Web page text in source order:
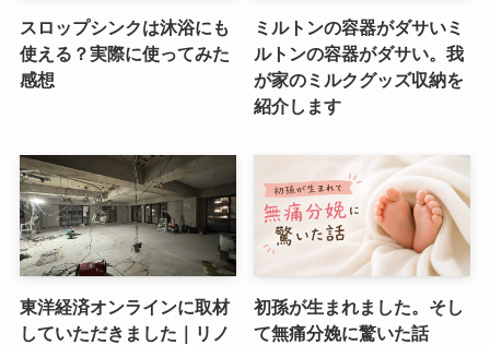
スロップシンクは沐浴にも
使える？実際に使ってみた
感想
ミルトンの容器がダサいミ
ルトンの容器がダサい。我
が家のミルクグッズ収納を
紹介します
東洋経済オンラインに取材
していただきました｜リノ
初孫が生まれました。そし
て無痛分娩に驚いた話